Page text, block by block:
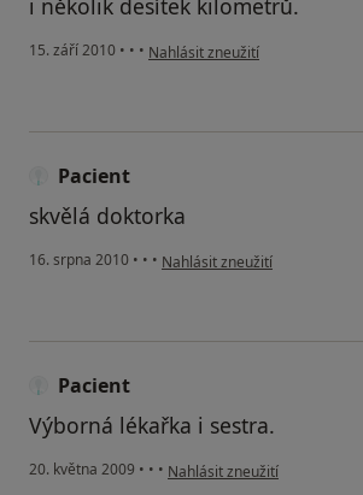
i několik desítek kilometrů.
15. září 2010 • • • podle názoru uživatele Pacient
Nahlásit zneužití
Pacient
skvělá doktorka
16. srpna 2010 • • • podle názoru uživatele Pacient
Nahlásit zneužití
Pacient
Výborná lékařka i sestra.
20. května 2009 • • • podle názoru uživatele Pacient
Nahlásit zneužití